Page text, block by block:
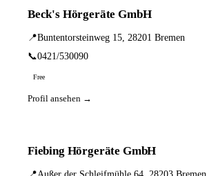
Beck's Hörgeräte GmbH
📍Buntentorsteinweg 15, 28201 Bremen
📞0421/530090
Free
Profil ansehen →
Fiebing Hörgeräte GmbH